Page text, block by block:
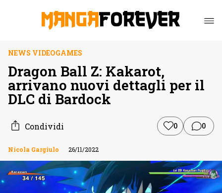
NEWS VIDEOGAMES
Dragon Ball Z: Kakarot,
arrivano nuovi dettagli per il
DLC di Bardock
Condividi 0 0
Nicola Gargiulo 26/11/2022